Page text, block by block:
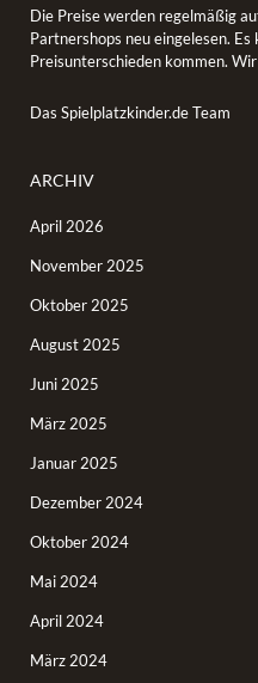
Die Preise werden regelmäßig
Partnershops neu eingelesen.
Preisunterschieden kommen.
Das Spielplatzkinder.de Team
ARCHIV
April 2026
November 2025
Oktober 2025
August 2025
Juni 2025
März 2025
Januar 2025
Dezember 2024
Oktober 2024
Mai 2024
April 2024
März 2024